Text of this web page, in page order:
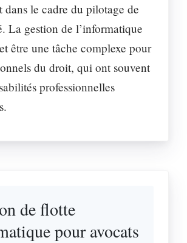
dans le cadre du pilotage de
La gestion de l’informatique
être une tâche complexe pour
du droit, qui ont souvent
professionnelles
de flotte
pour avocats